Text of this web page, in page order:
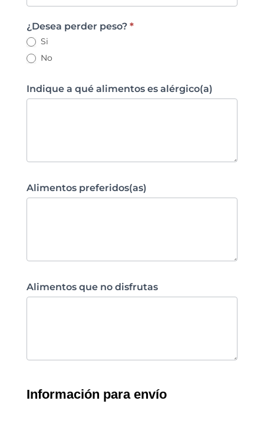
¿Desea perder peso? *
Si
No
Indique a qué alimentos es alérgico(a)
Alimentos preferidos(as)
Alimentos que no disfrutas
Información para envío